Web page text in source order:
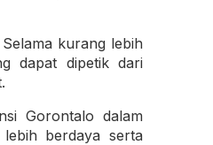
kurang lebih
dapat dipetik dari
Gorontalo dalam
berdaya serta